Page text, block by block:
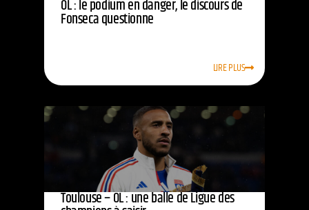
OL : le podium en danger, le discours de
Fonseca questionne
LIRE PLUS
Toulouse – OL : une balle de Ligue des